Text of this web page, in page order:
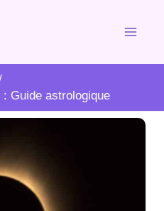
Guide astrologique